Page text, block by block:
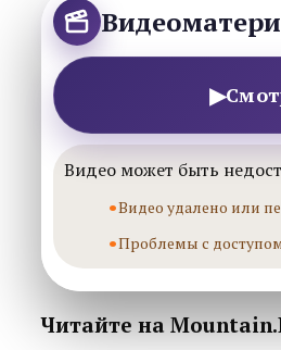
▶
Видео может быть
Видео удалено или
Проблемы с
Читайте на